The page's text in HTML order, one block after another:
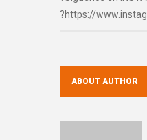
?https://
ABOUT AUTHOR